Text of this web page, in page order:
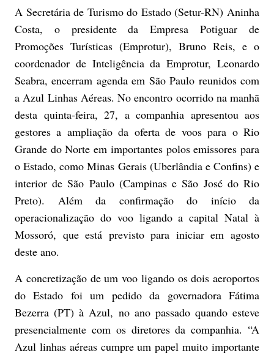
A Secretária de Turismo do Estado (Setur-RN) Aninha
Costa, o presidente da Empresa Potiguar de
Promoções Turísticas (Emprotur), Bruno Reis, e o
coordenador de Inteligência da Emprotur, Leonardo
Seabra, encerram agenda em São Paulo reunidos com
a Azul Linhas Aéreas. No encontro ocorrido na manhã
desta quinta-feira, 27, a companhia apresentou aos
gestores a ampliação da oferta de voos para o Rio
Grande do Norte em importantes polos emissores para
o Estado, como Minas Gerais (Uberlândia e Confins) e
interior de São Paulo (Campinas e São José do Rio
Preto). Além da confirmação do início da
operacionalização do voo ligando a capital Natal à
Mossoró, que está previsto para iniciar em agosto
deste ano.
A concretização de um voo ligando os dois aeroportos
do Estado foi um pedido da governadora Fátima
Bezerra (PT) à Azul, no ano passado quando esteve
presencialmente com os diretores da companhia. “A
Azul linhas aéreas cumpre um papel muito importante